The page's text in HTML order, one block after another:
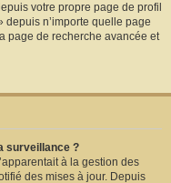
votre propre page de profil
n’importe quelle page
page de recherche avancée et
surveillance ?
à la gestion des
des mises à jour. Depuis